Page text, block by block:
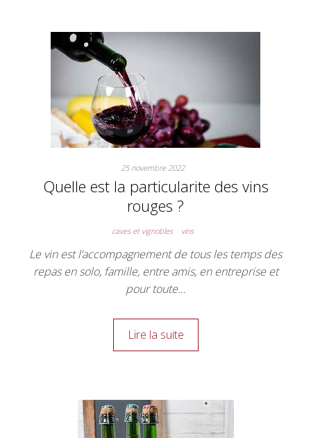
25 novembre 2022
Quelle est la particularite des vins
rouges ?
caves et vignobles vins
Le vin est l’accompagnement de tous les temps des
repas en solo, famille, entre amis, en entreprise et
pour toute…
Lire la suite